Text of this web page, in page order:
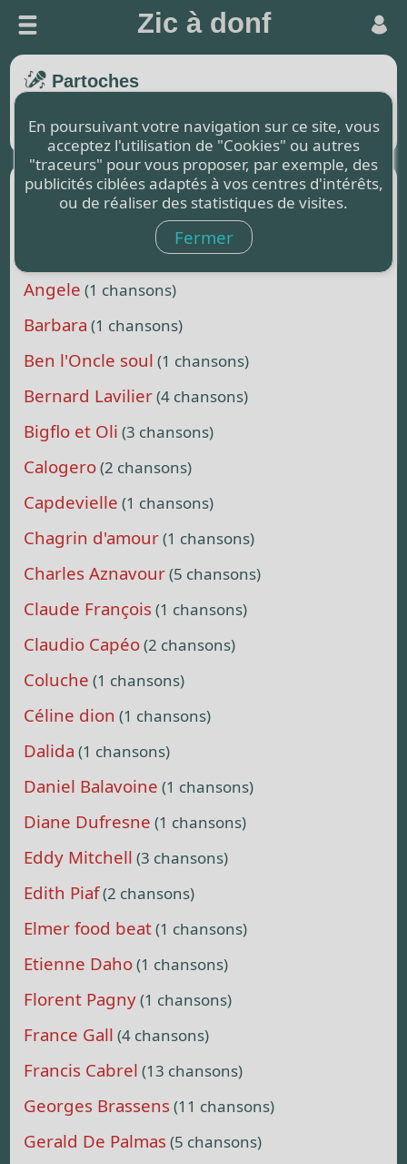
Zic à donf
En poursuivant votre navigation sur ce site, vous
acceptez l'utilisation de "Cookies" ou autres
"traceurs" pour vous proposer, par exemple, des
publicités ciblées adaptés à vos centres d'intérêts,
ou de réaliser des statistiques de visites.
Fermer
Partoches
Recherche par artiste :
Affaire Louis Trio(1 chansons)
(3 chansons)
(2 chansons)
Angele (1 chansons)
Barbara (1 chansons)
Ben l'Oncle soul (1 chansons)
Bernard Lavilier(4 chansons)
Bigflo et Oli (3 chansons)
Calogero(2 chansons)
Capdevielle (1 chansons)
Chagrin d'amour(1 chansons)
Charles Aznavour(5 chansons)
Claude François (1 chansons)
Claudio Capéo(2 chansons)
Coluche (1 chansons)
Céline dion (1 chansons)
Dalida (1 chansons)
Daniel Balavoine (1 chansons)
Diane Dufresne (1 chansons)
Eddy Mitchell (3 chansons)
Edith Piaf(2 chansons)
Elmer food beat(1 chansons)
Etienne Daho(1 chansons)
Florent Pagny(1 chansons)
France Gall (4 chansons)
Francis Cabrel (13 chansons)
Georges Brassens (11 chansons)
Gerald De Palmas (5 chansons)